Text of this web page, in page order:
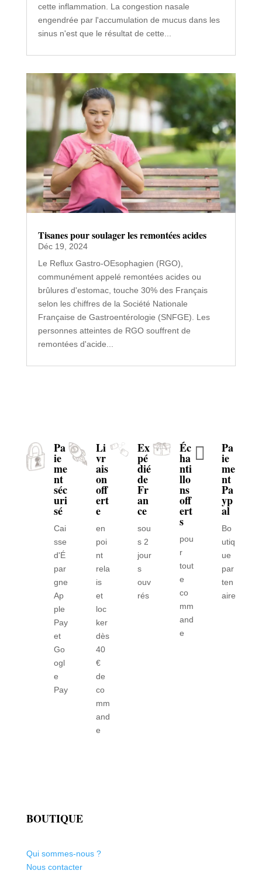
cette inflammation. La congestion nasale
engendrée par l'accumulation de mucus dans les
sinus n'est que le résultat de cette...
Tisanes pour soulager les remontées acides
Déc 19, 2024
Le Reflux Gastro-OEsophagien (RGO),
communément appelé remontées acides ou
brûlures d'estomac, touche 30% des Français
selon les chiffres de la Société Nationale
Française de Gastroentérologie (SNFGE). Les
personnes atteintes de RGO souffrent de
remontées d'acide...
Pa
ie
me
nt
séc
uri
sé
Cai
sse
d'É
par
gne
Ap
ple
Pay
et
Go
ogl
e
Pay
Li
vr
ais
on
off
ert
e
en
poi
nt
rela
is
et
loc
ker
dès
40
€
de
co
mm
and
e
Ex
pé
dié
de
Fr
an
ce
sou
s 2
jour
s
ouv
rés
Éc
ha
nti
llo
ns
off
ert
s
pou
r
tout
e
co
mm
and
e
 Pa
ie
me
nt
Pa
yp
al
Bo
utiq
ue
par
ten
aire
BOUTIQUE
Qui sommes-nous ?
Nous contacter